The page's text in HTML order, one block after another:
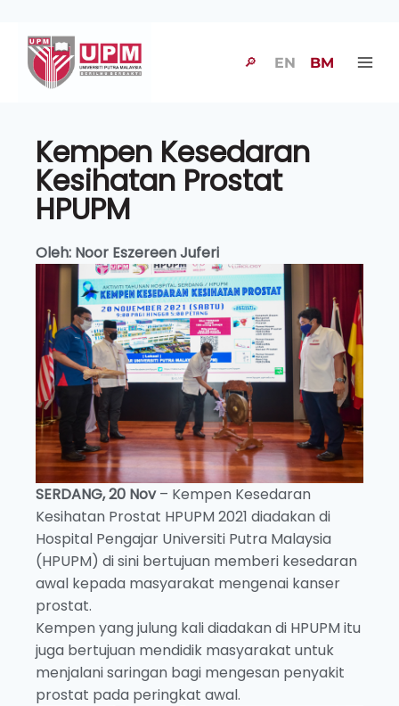
🔎 EN BM
Kempen Kesedaran
Kesihatan Prostat
HPUPM
Oleh: Noor Eszereen Juferi
SERDANG, 20 Nov– Kempen Kesedaran
Kesihatan Prostat HPUPM 2021 diadakan di
Hospital Pengajar Universiti Putra Malaysia
(HPUPM) di sini bertujuan memberi kesedaran
awal kepada masyarakat mengenai kanser
prostat.
Kempen yang julung kali diadakan di HPUPM itu
juga bertujuan mendidik masyarakat untuk
menjalani saringan bagi mengesan penyakit
prostat pada peringkat awal.